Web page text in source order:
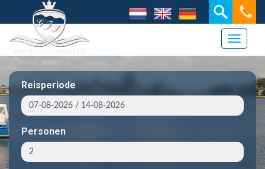
Reisperiode
Personen
Toggle